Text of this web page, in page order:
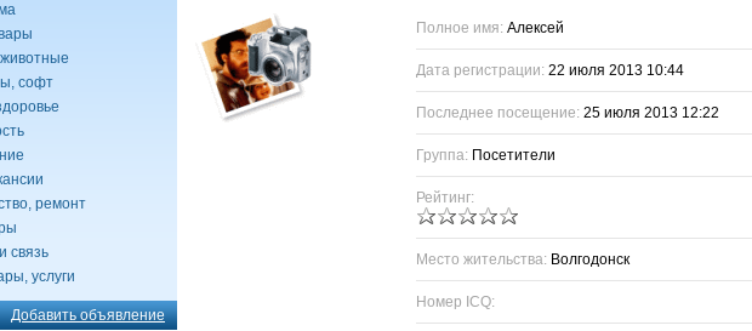
софт
ремонт
связь
услуги
Добавить объявление
Полное имя: Алексей
Дата регистрации: 22 июля 2013 10:44
Последнее посещение: 25 июля 2013 12:22
Группа: Посетители
Рейтинг:
Место жительства: Волгодонск
Номер ICQ: